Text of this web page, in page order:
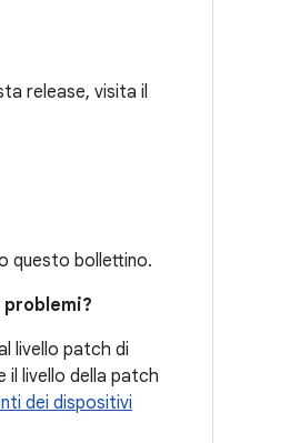
release, visita il
questo bollettino.
livello patch di
livello della patch
dei dispositivi